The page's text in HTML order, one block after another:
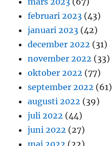
februari 2023 (43)
januari 2023 (42)
december 2022 (31)
november 2022 (33)
oktober 2022 (77)
september 2022 (61)
augusti 2022 (39)
juli 2022 (44)
juni 2022 (27)